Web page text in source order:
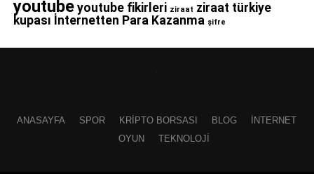
youtube youtube fikirleri ziraat ziraat türkiye
kupası İnternetten Para Kazanma şifre
ANASAYFA SPOR KRIPTO BORSASI BLOG
İNTERNET
OYUN
TEKNOLOJI